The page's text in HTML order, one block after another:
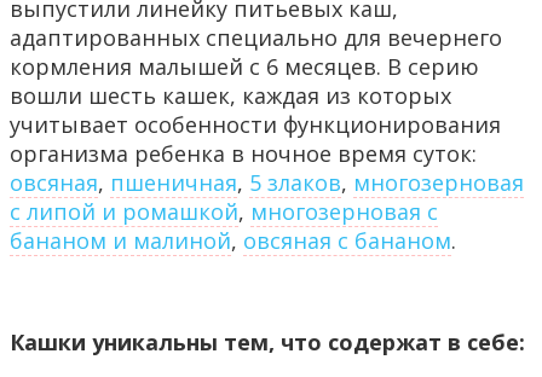
выпустили линейку питьевых каш,
адаптированных специально для вечернего
кормления малышей с 6 месяцев. В серию
вошли шесть кашек, каждая из которых
учитывает особенности функционирования
организма ребенка в ночное время суток:
овсяная, пшеничная, 5 злаков, многозерновая
с липой и ромашкой, многозерновая с
бананом и малиной, овсяная с бананом.
Кашки уникальны тем, что содержат в себе: